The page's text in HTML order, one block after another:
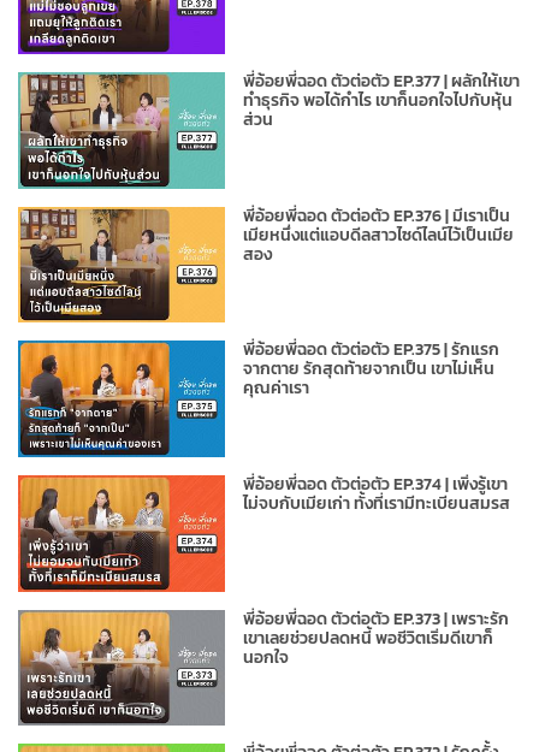
พี่อ้อยพี่ฉอด ตัวต่อตัว EP.377 | ผลักให้เขา
ทำธุรกิจ พอได้กำไร เขาก็นอกใจไปกับหุ้น
ส่วน
พี่อ้อยพี่ฉอด ตัวต่อตัว EP.376 | มีเราเป็น
เมียหนึ่งแต่แอบดีลสาวไซด์ไลน์ไว้เป็นเมีย
สอง
พี่อ้อยพี่ฉอด ตัวต่อตัว EP.375 | รักแรก
จากตาย รักสุดท้ายจากเป็น เขาไม่เห็น
คุณค่าเรา
พี่อ้อยพี่ฉอด ตัวต่อตัว EP.374 | เพิ่งรู้เขา
ไม่จบกับเมียเก่า ทั้งที่เรามีทะเบียนสมรส
พี่อ้อยพี่ฉอด ตัวต่อตัว EP.373 | เพราะรัก
เขาเลยช่วยปลดหนี้ พอชีวิตเริ่มดีเขาก็
นอกใจ